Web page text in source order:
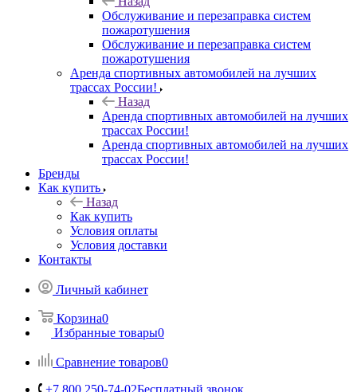
Обслуживание и перезаправка систем
пожаротушения
Обслуживание и перезаправка систем
пожаротушения
Аренда спортивных автомобилей на лучших
трассах России!
Назад
Аренда спортивных автомобилей на лучших
трассах России!
Аренда спортивных автомобилей на лучших
трассах России!
Бренды
Как купить
Назад
Как купить
Условия оплаты
Условия доставки
Контакты
Личный кабинет
Корзина0
Избранные товары0
Сравнение товаров0
+7 800 250-74-02Бесплатный звонок